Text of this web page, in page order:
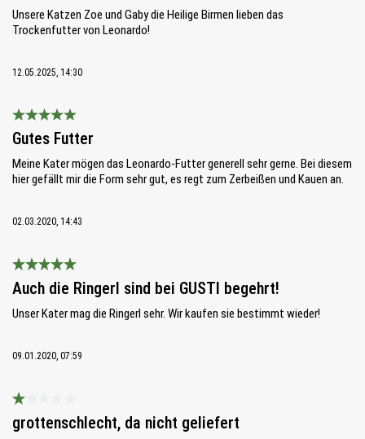
Unsere Katzen Zoe und Gaby die Heilige Birmen lieben das
Trockenfutter von Leonardo!
12.05.2025, 14:30
Bewertung mit 5 von 5 Sternen
Gutes Futter
Meine Kater mögen das Leonardo-Futter generell sehr gerne. Bei diesem
hier gefällt mir die Form sehr gut, es regt zum Zerbeißen und Kauen an.
02.03.2020, 14:43
Bewertung mit 5 von 5 Sternen
Auch die Ringerl sind bei GUSTI begehrt!
Unser Kater mag die Ringerl sehr. Wir kaufen sie bestimmt wieder!
09.01.2020, 07:59
Bewertung mit 1 von 5 Sternen
grottenschlecht, da nicht geliefert